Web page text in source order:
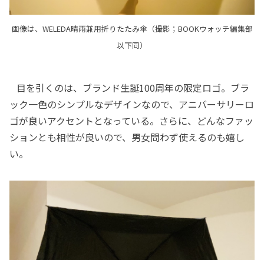
画像は、WELEDA晴雨兼用折りたたみ傘（撮影；BOOKウォッチ編集部
以下同）
目を引くのは、ブランド生誕100周年の限定ロゴ。ブラ
ック一色のシンプルなデザインなので、アニバーサリーロ
ゴが良いアクセントとなっている。さらに、どんなファッ
ションとも相性が良いので、男女問わず使えるのも嬉し
い。